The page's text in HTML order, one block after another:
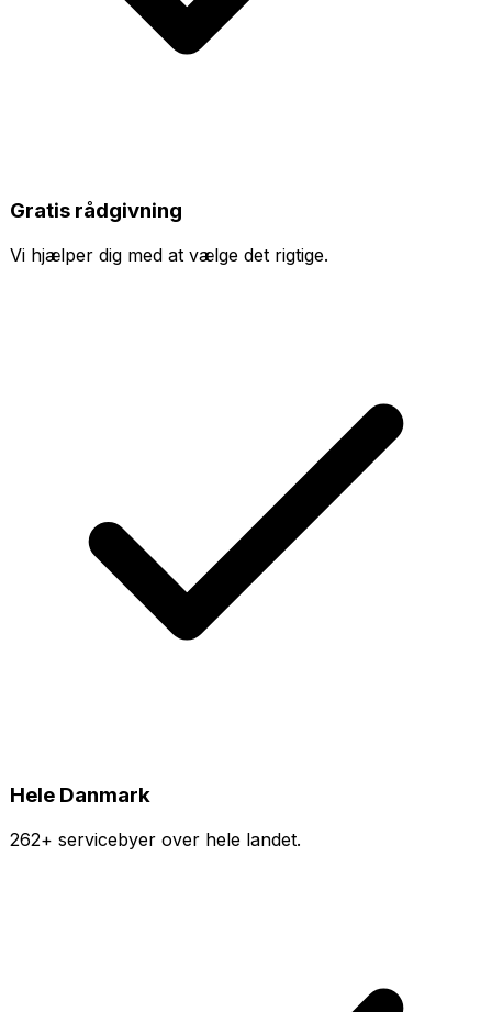
Gratis rådgivning
Vi hjælper dig med at vælge det rigtige.
Hele Danmark
262+ servicebyer over hele landet.